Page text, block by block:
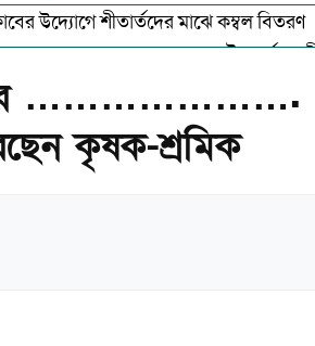
উদ্যোগে শীতার্তদের মাঝে কম্বল বিতরণ
বরনে কলাপাড়ায় বৌদ্ধ ধর্মাবলম্বীদের
পারে ………………….
কৃষক-শ্রমিক